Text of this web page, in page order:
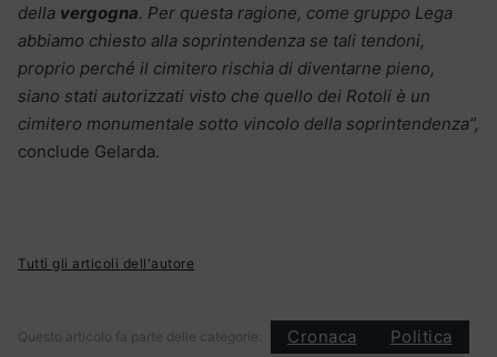
della vergogna. Per questa ragione, come gruppo Lega
abbiamo chiesto alla soprintendenza se tali tendoni,
proprio perché il cimitero rischia di diventarne pieno,
siano stati autorizzati visto che quello dei Rotoli è un
cimitero monumentale sotto vincolo della soprintendenza”,
conclude Gelarda.
Tutti gli articoli dell'autore
Questo articolo fa parte delle categorie: Cronaca Politica